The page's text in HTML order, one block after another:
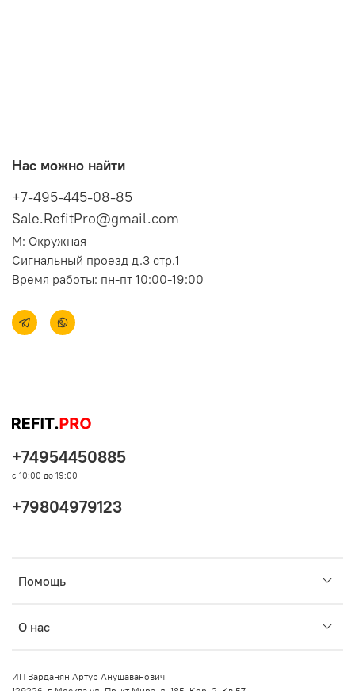
Нас можно найти
+7-495-445-08-85
Sale.RefitPro@gmail.com
М: Окружная
Сигнальный проезд д.3 стр.1
Время работы: пн-пт 10:00-19:00
Помощь
О нас
+74954450885
с 10:00 до 19:00
+79804979123
ИП Варданян Артур Анушаванович